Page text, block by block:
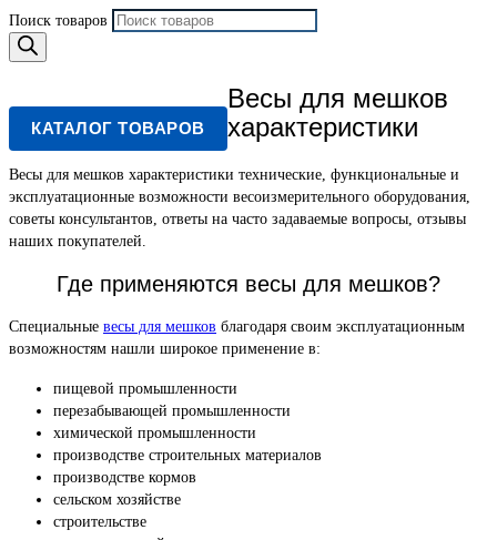
Поиск товаров
КАТАЛОГ ТОВАРОВ
Весы для мешков
характеристики
Весы для мешков характеристики технические, функциональные и
эксплуатационные возможности весоизмерительного оборудования,
советы консультантов, ответы на часто задаваемые вопросы, отзывы
наших покупателей.
Где применяются весы для мешков?
Специальные весы для мешков благодаря своим эксплуатационным
возможностям нашли широкое применение в:
пищевой промышленности
перезабывающей промышленности
химической промышленности
производстве строительных материалов
производстве кормов
сельском хозяйстве
строительстве